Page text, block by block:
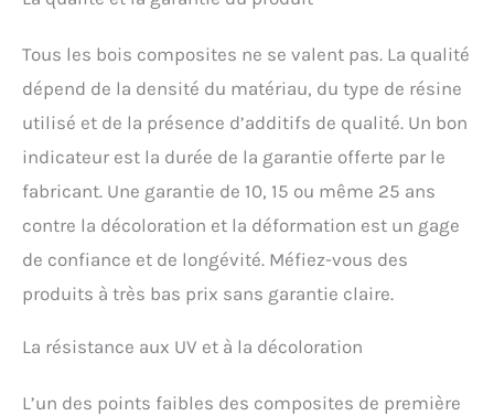
Tous les bois composites ne se valent pas. La qualité
dépend de la densité du matériau, du type de résine
utilisé et de la présence d’additifs de qualité. Un bon
indicateur est la durée de la garantie offerte par le
fabricant. Une garantie de 10, 15 ou même 25 ans
contre la décoloration et la déformation est un gage
de confiance et de longévité. Méfiez-vous des
produits à très bas prix sans garantie claire.
La résistance aux UV et à la décoloration
L’un des points faibles des composites de première